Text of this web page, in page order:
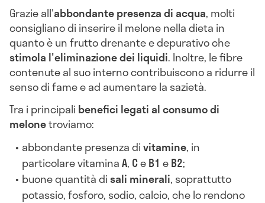
Grazie all'abbondante presenza di acqua, molti
consigliano di inserire il melone nella dieta in
quanto è un frutto drenante e depurativo che
stimola l'eliminazione dei liquidi. Inoltre, le fibre
contenute al suo interno contribuiscono a ridurre il
senso di fame e ad aumentare la sazietà.
Tra i principali benefici legati al consumo di
melonetroviamo:
abbondante presenza divitamine, in
particolare vitaminaA, CeB1 eB2;
buone quantità disali minerali, soprattutto
potassio, fosforo, sodio, calcio, che lo rendono